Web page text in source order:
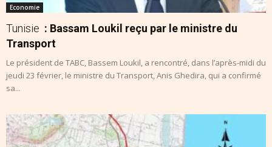
Economie
Tunisie : Bassam Loukil reçu par le ministre du
Transport
Le président de TABC, Bassem Loukil, a rencontré, dans l’après-midi du
jeudi 23 février, le ministre du Transport, Anis Ghedira, qui a confirmé
sa...